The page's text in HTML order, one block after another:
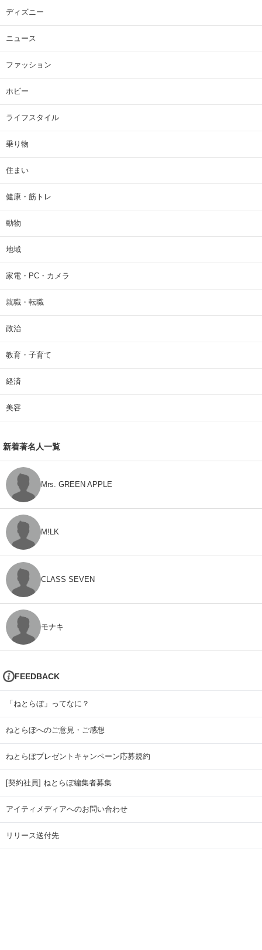
ディズニー
ニュース
ファッション
ホビー
ライフスタイル
乗り物
住まい
健康・筋トレ
動物
地域
家電・PC・カメラ
就職・転職
政治
教育・子育て
経済
美容
新着著名人一覧
Mrs. GREEN APPLE
M!LK
CLASS SEVEN
モナキ
FEEDBACK
「ねとらぼ」ってなに？
ねとらぼへのご意見・ご感想
ねとらぼプレゼントキャンペーン応募規約
[契約社員] ねとらぼ編集者募集
アイティメディアへのお問い合わせ
リリース送付先